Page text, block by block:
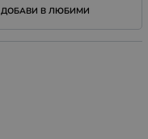
ДОБАВИ В ЛЮБИМИ